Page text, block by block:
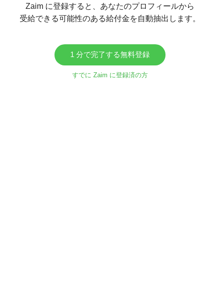
Zaim に登録すると、あなたのプロフィールから
受給できる可能性のある給付金を自動抽出します。
1 分で完了する無料登録
すでに Zaim に登録済の方